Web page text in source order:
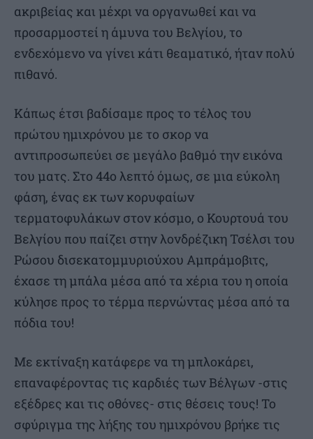
ακριβείας και μέχρι να οργανωθεί και να
προσαρμοστεί η άμυνα του Βελγίου, το
ενδεχόμενο να γίνει κάτι θεαματικό, ήταν πολύ
πιθανό.
Κάπως έτσι βαδίσαμε προς το τέλος του
πρώτου ημιχρόνου με το σκορ να
αντιπροσωπεύει σε μεγάλο βαθμό την εικόνα
του ματς. Στο 44ο λεπτό όμως, σε μια εύκολη
φάση, ένας εκ των κορυφαίων
τερματοφυλάκων στον κόσμο, ο Κουρτουά του
Βελγίου που παίζει στην λονδρέζικη Τσέλσι του
Ρώσου δισεκατομμυριούχου Αμπράμοβιτς,
έχασε τη μπάλα μέσα από τα χέρια του η οποία
κύλησε προς το τέρμα περνώντας μέσα από τα
πόδια του!
Με εκτίναξη κατάφερε να τη μπλοκάρει,
επαναφέροντας τις καρδιές των Βέλγων -στις
εξέδρες και τις οθόνες- στις θέσεις τους! Το
σφύριγμα της λήξης του ημιχρόνου βρήκε τις